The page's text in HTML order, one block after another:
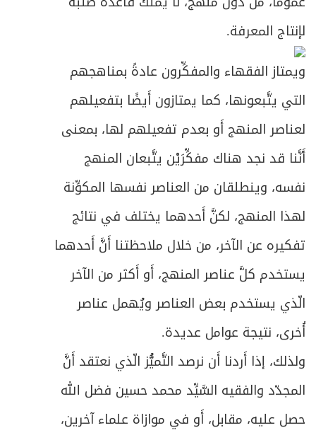
لإنتاج المعرفة.
ويمتاز الفقهاء والمفكِّرون عادةً بمناهجهم
التي يتَّبعونها، كما يمتازون أَيضًا بتفعيلهم
لعناصر المنهج أَو بعدم تفعيلهم لها، بمعنى
أَنَّنا قد نجد هناك مفكِّرَيْن يتَّبعان المنهج
نفسه، وينطلقان من العناصر نفسها المكوِّنة
لهذا المنهج، لكنَّ أَحدهما يختلف في نتائج
تفكيره عن الآخر، من خلال ملاحظتنا أَنَّ أَحدهما
يستخدم كلَّ عناصر المنهج، أَو أَكثر من الآخر
الّذي يستخدم بعض العناصر ويُهمل عناصر
أُخرى، نتيجة عوامل عديدة.
ولذلك، إذا أَردنا أَن نرصد التَّميُّز الّذي نعتقد أَنَّ
المجدّد والفقيه السَّيِّد محمد حسين فضل الله
حصل عليه، مقابل، أَو في موازاة علماء آخرين،